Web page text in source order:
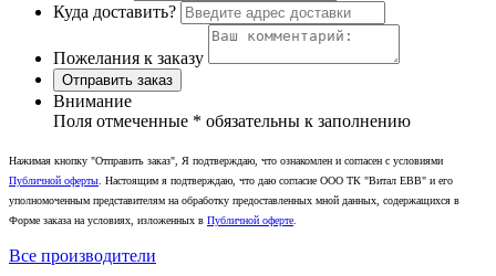
Куда доставить?
Пожелания к заказу
Отправить заказ
Внимание
Поля отмеченные * обязательны к заполнению
Нажимая кнопку "Отправить заказ", Я подтверждаю, что ознакомлен и согласен с условиями
Публичной оферты . Настоящим я подтверждаю, что даю согласие ООО ТК "Витал ЕВВ" и его
уполномоченным представителям на обработку предоставленных мной данных, содержащихся в
Форме заказа на условиях, изложенных в Публичной оферте
Все производители